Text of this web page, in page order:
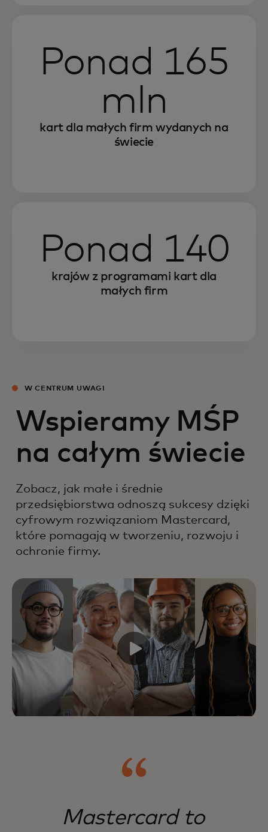
Ponad 165
mln
kart dla małych firm wydanych na
świecie
Ponad 140
krajów z programami kart dla
małych firm
W CENTRUM UWAGI
Wspieramy MŚP
na całym świecie
Zobacz, jak małe i średnie
przedsiębiorstwa odnoszą sukcesy dzięki
cyfrowym rozwiązaniom Mastercard,
które pomagają w tworzeniu, rozwoju i
ochronie firmy.
Mastercard to